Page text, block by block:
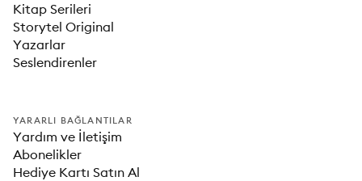
Kitap Serileri
Storytel Original
Yazarlar
Seslendirenler
YARARLI BAĞLANTILAR
Yardım ve İletişim
Abonelikler
Hediye Kartı Satın Al